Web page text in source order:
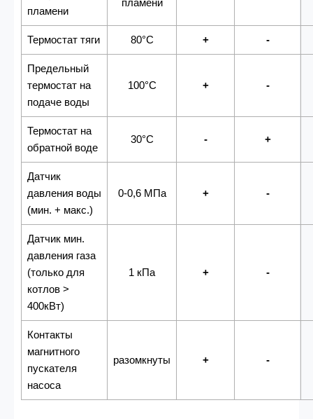
пламени
пламени
Термостат тяги 80°С + -
Предельный
термостат на
подаче воды
100°С + -
Термостат на
обратной воде
30°С - +
Датчик
давления воды
(мин. + макс.)
0-0,6 МПа + -
Датчик мин.
давления газа
(только для
котлов >
400кВт)
1 кПа + -
Контакты
магнитного
пускателя
насоса
разомкнуты + -